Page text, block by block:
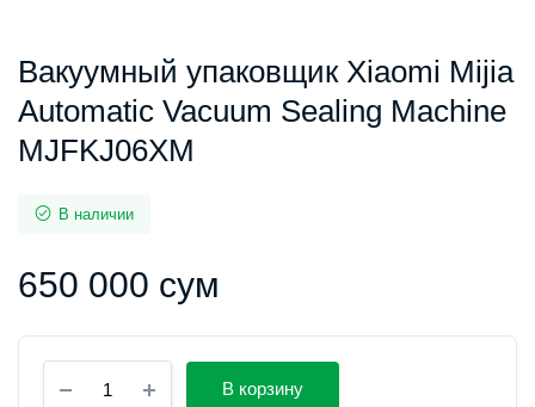
Вакуумный упаковщик Xiaomi Mijia
Automatic Vacuum Sealing Machine
MJFKJ06XM
В наличии
650 000 сум
упаковщик
В корзину